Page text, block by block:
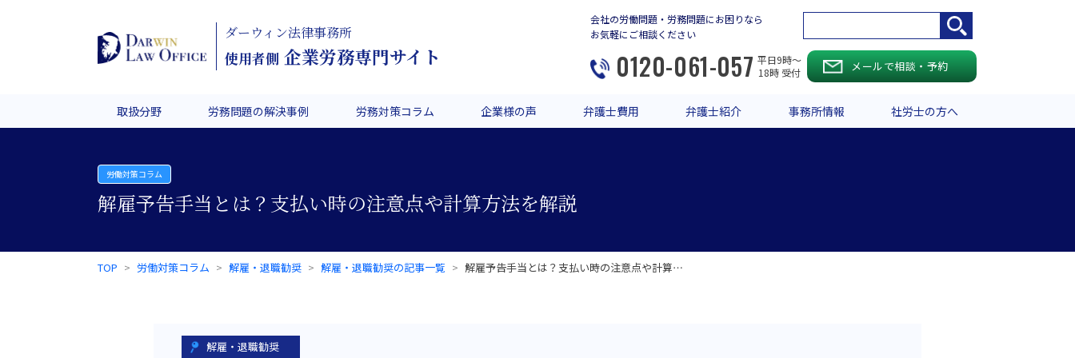
ダーウィン法律事務所
使用者側 企業労務専門サイト
会社の労働問題・労務問題にお困りなら
お気軽にご相談ください
0120-061-057 平日9時〜
18時 受付
メールで相談・予約
取扱分野 労務問題の解決事例 労務対策コラム 企業様の声 弁護士費用 弁護士紹介 事務所情報 社労士の方へ
労働対策コラム
解雇予告手当とは？支払い時の注意点や計算方法を解説
TOP 労働対策コラム 解雇・退職勧奨 解雇・退職勧奨の記事一覧 解雇予告手当とは？支払い時の注意点や計算…
解雇・退職勧奨